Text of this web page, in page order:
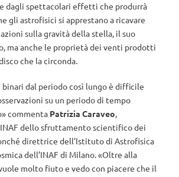
dagli spettacolari effetti che produrrà
gli astrofisici si apprestano a ricavare
sulla gravità della stella, il suo
ma anche le proprietà dei venti prodotti
che la circonda.
binari dal periodo così lungo è difficile
su un periodo di tempo
commenta Patrizia Caraveo,
dello sfruttamento scientifico dei
direttrice dell’Istituto di Astrofisica
dell’INAF di Milano. «Oltre alla
molto fiuto e vedo con piacere che il